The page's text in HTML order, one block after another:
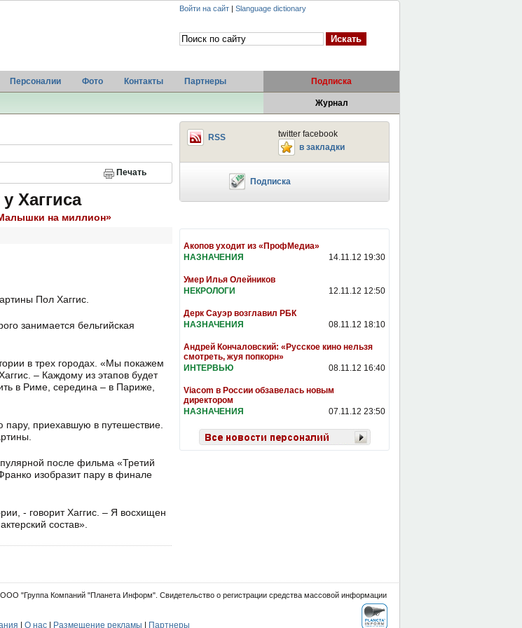
Войти на сайт | Slanguage dictionary
Персоналии Фото Контакты Партнеры Подписка
Журнал
Печать
Хаггиса
на миллион»
Пол Хаггис.
занимается бельгийская
в трех городах. «Мы покажем
– Каждому из этапов будет
в Риме, середина – в Париже,
приехавшую в путешествие.
после фильма «Третий
изобразит пару в финале
- говорит Хаггис. – Я восхищен
состав».
twitter facebook
RSS
в закладки
Подписка
Акопов уходит из «ПрофМедиа»
14.11.12 19:30
НАЗНАЧЕНИЯ
Умер Илья Олейников
12.11.12 12:50
НЕКРОЛОГИ
Дерк Сауэр возглавил РБК
08.11.12 18:10
НАЗНАЧЕНИЯ
Андрей Кончаловский: «Русское кино нельзя
смотреть, жуя попкорн»
08.11.12 16:40
ИНТЕРВЬЮ
Viacom в России обзавелась новым
директором
07.11.12 23:50
НАЗНАЧЕНИЯ
"Группа Компаний "Планета Информ". Свидетельство о регистрации средства массовой информации
О нас Размещение рекламы Партнеры